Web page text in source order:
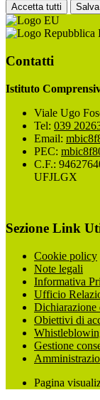
Accetta tutti
Contatti
Istituto
Viale Ugo
Tel: 039
Email:
PEC:
C.F.:
UFJLGX
Sezione Link
Cookie policy
Note legali
Informativa
Ufficio
Dichiarazione
Obiettivi di
Gestione
Pagina